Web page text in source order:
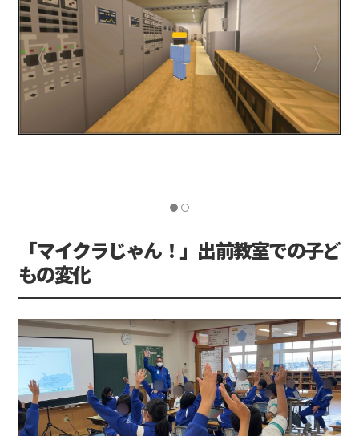
「マイクラじゃん！」出前教室での子ど
もの変化